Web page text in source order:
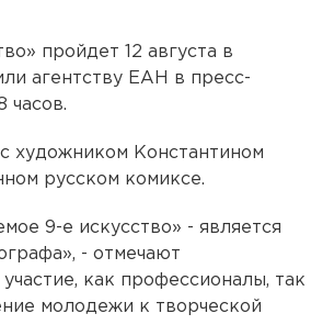
пройдет 12 августа в
агентству ЕАН в пресс-
часов.
художником Константином
русском комиксе.
9-е искусство» - является
- отмечают
как профессионалы, так
молодежи к творческой